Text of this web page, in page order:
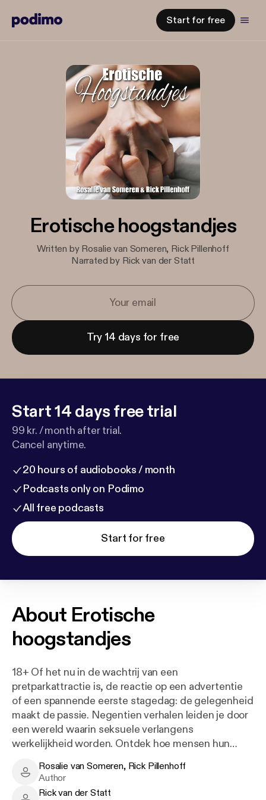
Start for free
Erotische hoogstandjes
Written by Rosalie van Someren, Rick Pillenhoff
Narrated by Rick van der Statt
Try 14 days for free
Start 14 days free trial
99 kr. / month after trial.
Cancel anytime.
20 hours of audiobooks / month
Podcasts only on Podimo
All free podcasts
Start for free
About Erotische
hoogstandjes
18+ Of het nu in de wachtrij van een
pretparkattractie is, de reactie op een advertentie
of een spannende eerste stagedag: de gelegenheid
maakt de passie. Negentien verhalen leiden je door
een wereld waarin seksuele verlangens
werkelijkheid worden. Ontdek hoe mensen hun
bedrijven tot ze snakken naar meer.
De avonturen die de personages beleven, zijn
Rosalie van Someren, Rick Pillenhoff - Author
Rosalie van Someren, Rick Pillenhoff
Author
Rick van der Statt